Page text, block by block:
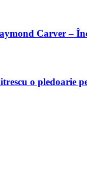
Carver –
o pledoarie